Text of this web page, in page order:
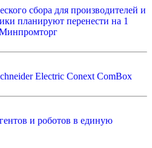
сбора для производителей и
планируют перенести на 1
Electric Conext ComBox
и роботов в единую